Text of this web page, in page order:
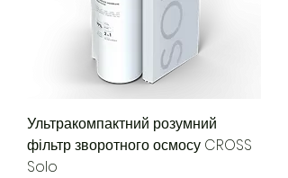
Ультракомпактний розумний
фільтр зворотного осмосу CROSS
Solo